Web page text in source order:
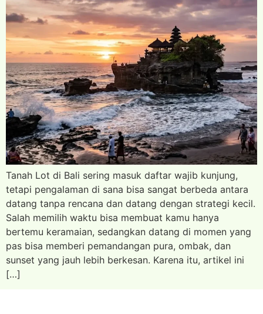
Tanah Lot di Bali sering masuk daftar wajib kunjung,
tetapi pengalaman di sana bisa sangat berbeda antara
datang tanpa rencana dan datang dengan strategi kecil.
Salah memilih waktu bisa membuat kamu hanya
bertemu keramaian, sedangkan datang di momen yang
pas bisa memberi pemandangan pura, ombak, dan
sunset yang jauh lebih berkesan. Karena itu, artikel ini
[…]